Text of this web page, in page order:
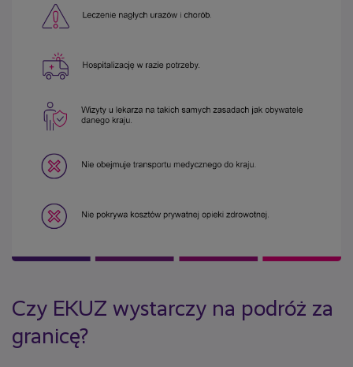
Czy EKUZ wystarczy na podróż za
granicę?